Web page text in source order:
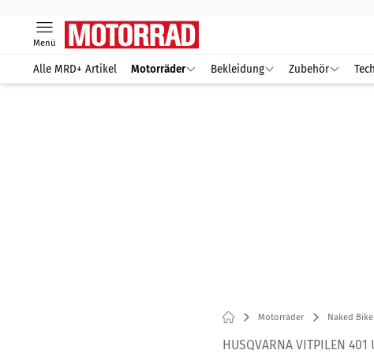
Menü
Alle MRD+ Artikel Motorräder Bekleidung Zubehör
Motorräder Naked Bike
HUSQVARNA VITPILEN